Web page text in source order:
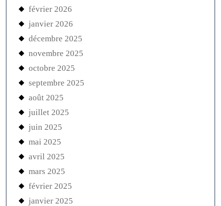
février 2026
janvier 2026
décembre 2025
novembre 2025
octobre 2025
septembre 2025
août 2025
juillet 2025
juin 2025
mai 2025
avril 2025
mars 2025
février 2025
janvier 2025